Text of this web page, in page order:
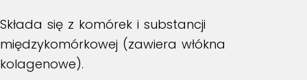
Składa się z komórek i substancji
międzykomórkowej (zawiera włókna
kolagenowe).